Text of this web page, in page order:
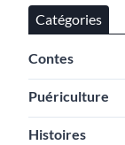
Catégories
Contes
Puériculture
Histoires